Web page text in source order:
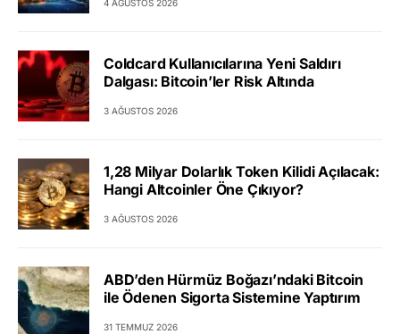
4 AĞUSTOS 2026
Coldcard Kullanıcılarına Yeni Saldırı
Dalgası: Bitcoin’ler Risk Altında
3 AĞUSTOS 2026
1,28 Milyar Dolarlık Token Kilidi Açılacak:
Hangi Altcoinler Öne Çıkıyor?
3 AĞUSTOS 2026
ABD’den Hürmüz Boğazı’ndaki Bitcoin
ile Ödenen Sigorta Sistemine Yaptırım
31 TEMMUZ 2026